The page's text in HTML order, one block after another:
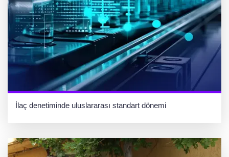
İlaç denetiminde uluslararası standart dönemi